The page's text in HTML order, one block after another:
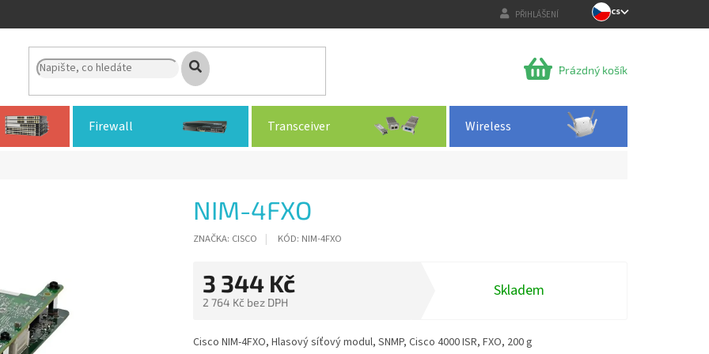
PŘIHLÁŠENÍ CS
NÁKUPNÍ
Prázdný košík
Firewall Transceiver Wireless
NIM-4FXO
ZNAČKA: CISCO KÓD: NIM-4FXO
3 344 Kč
2 764 Kč bez DPH
cena:
Skladem
Cisco NIM-4FXO, Hlasový síťový modul, SNMP, Cisco 4000 ISR, FXO, 200 g